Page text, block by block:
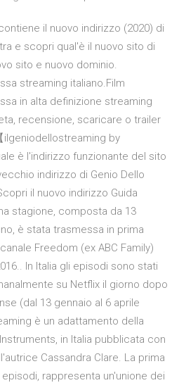
il nuovo indirizzo (2020) di
e scopri qual'è il nuovo sito di
sito e nuovo dominio.
streaming italiano.Film
in alta definizione streaming
recensione, scaricare o trailer
ilgeniodellostreaming by
è l'indirizzo funzionante del sito
indirizzo di Genio Dello
il nuovo indirizzo Guida
stagione, composta da 13
è stata trasmessa in prima
Freedom (ex ABC Family)
In Italia gli episodi sono stati
su Netflix il giorno dopo
(dal 13 gennaio al 6 aprile
è un adattamento della
in Italia pubblicata con
Cassandra Clare. La prima
rappresenta un'unione dei